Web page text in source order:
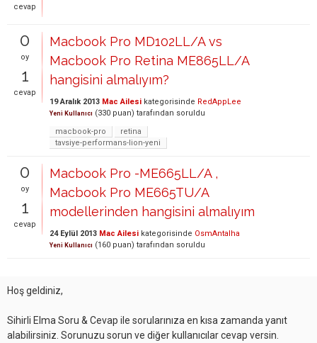
cevap
0
oy
1
cevap
Macbook Pro MD102LL/A vs
Macbook Pro Retina ME865LL/A
hangisini almalıyım?
19 Aralık 2013 Mac Ailesi kategorisinde RedAppLee
Yeni Kullanıcı (330 puan) tarafından soruldu
macbook-pro
retina
tavsiye-performans-lion-yeni
0
oy
1
cevap
Macbook Pro -ME665LL/A ,
Macbook Pro ME665TU/A
modellerinden hangisini almalıyım
24 Eylül 2013 Mac Ailesi kategorisinde OsmAntalha
Yeni Kullanıcı (160 puan) tarafından soruldu
Hoş geldiniz,
Sihirli Elma Soru & Cevap ile sorularınıza en kısa zamanda yanıt
alabilirsiniz. Sorunuzu sorun ve diğer kullanıcılar cevap versin.